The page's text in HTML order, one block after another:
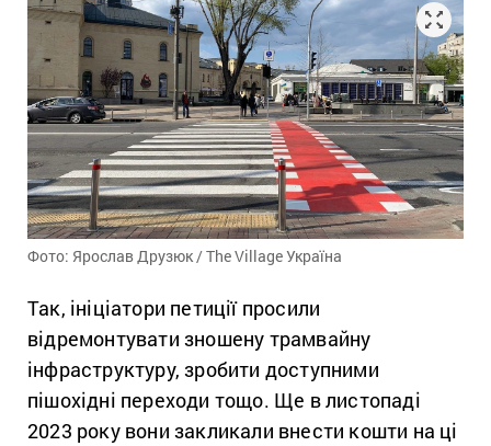
Фото: Ярослав Друзюк / The Village Україна
Так, ініціатори петиції просили
відремонтувати зношену трамвайну
інфраструктуру, зробити доступними
пішохідні переходи тощо. Ще в листопаді
2023 року вони закликали внести кошти на ці